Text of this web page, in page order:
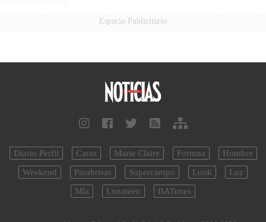
Espacio Publicitario
Diario Perfil Caras Marie Claire Fortuna
Hombre
Weekend
Parabrisas Supercampo Look
Luz
Mía
Lunateen BATimes